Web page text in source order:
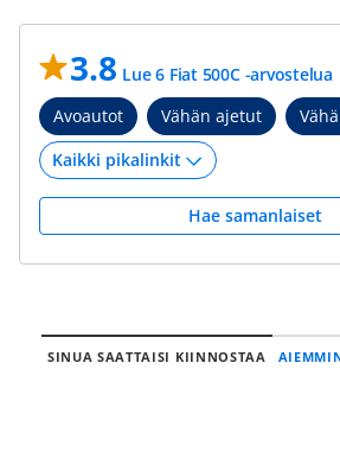
3.8 Lue 6 Fiat 500C -arvostelua
Avoautot
Vähän ajetut
Hae samanlaiset
SINUA SAATTAISI KIINNOSTAA